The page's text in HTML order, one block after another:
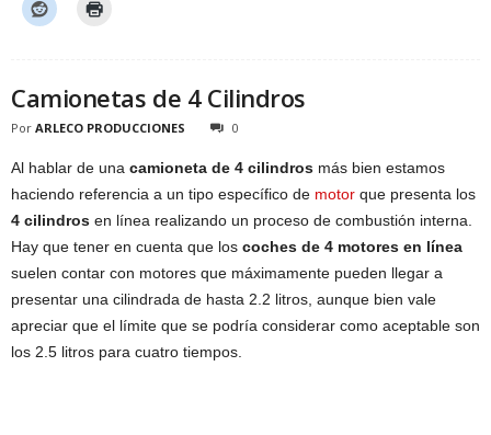
Camionetas de 4 Cilindros
Por ARLECO PRODUCCIONES 0
Al hablar de una camioneta de 4 cilindros más bien estamos
haciendo referencia a un tipo específico de motor que presenta los
4 cilindros en línea realizando un proceso de combustión interna.
Hay que tener en cuenta que los coches de 4 motores en línea
suelen contar con motores que máximamente pueden llegar a
presentar una cilindrada de hasta 2.2 litros, aunque bien vale
apreciar que el límite que se podría considerar como aceptable son
los 2.5 litros para cuatro tiempos.